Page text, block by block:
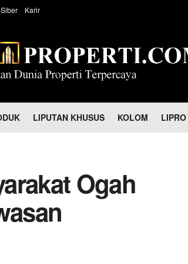
Karir
LIPUTAN KHUSUS KOLOM
Ogah